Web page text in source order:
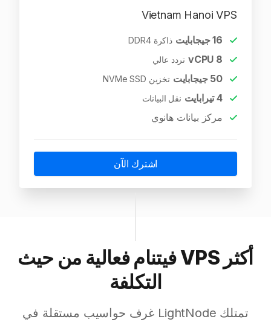
Vietnam Hanoi VPS
16جيجابايت ذاكرة DDR4
8 تردد عالي
50 جيجابايت تخزين NVMe SSD
4تيرابايت نقل البيانات
مركز بيانات هانوي
اشترك الآن
أكثر VPS فيتنام فعالية من حيث
التكلفة
تمتلك LightNode غرف حواسيب مستقلة في